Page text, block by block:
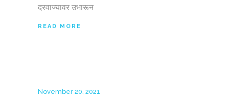
दरवाज्यावर उभारून
READ MORE
November 20, 2021